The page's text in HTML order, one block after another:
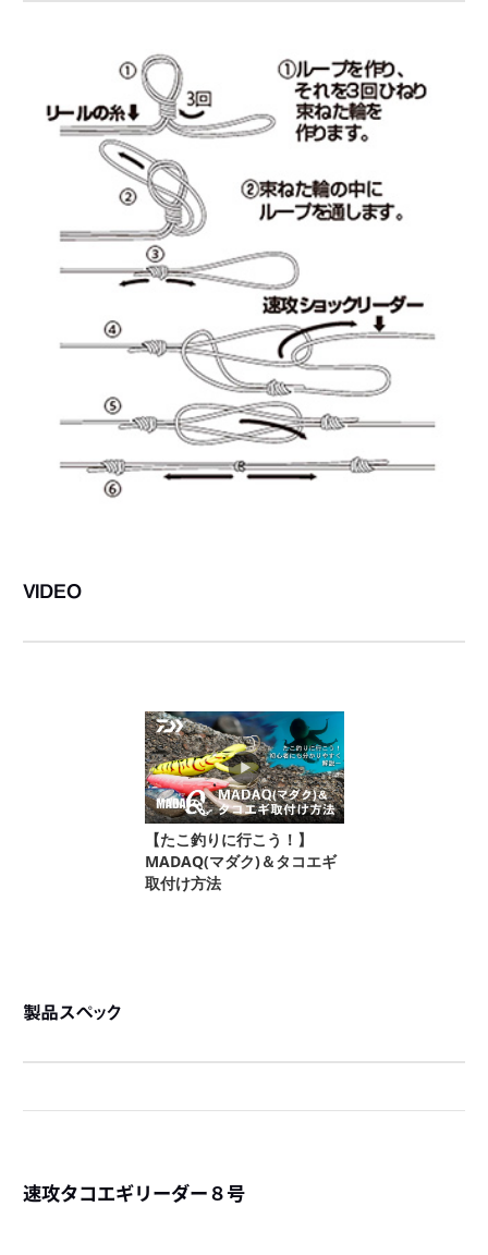
VIDEO
製品スペック
速攻タコエギリーダー８号